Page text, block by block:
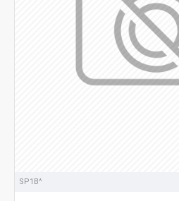
SP1B^